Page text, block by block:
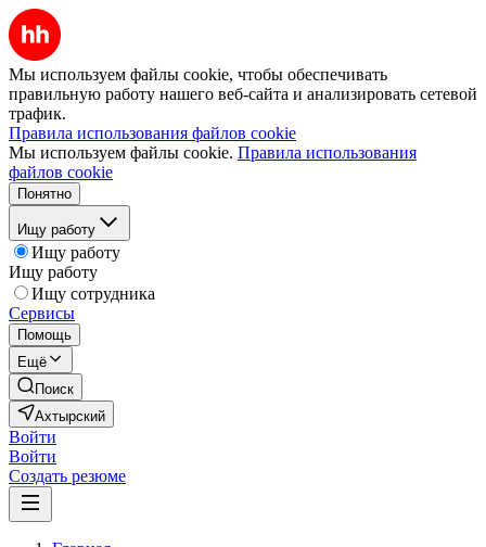
Мы используем файлы cookie, чтобы обеспечивать
правильную работу нашего веб-сайта и анализировать сетевой
трафик.
Правила использования файлов cookie
Мы используем файлы cookie. Правила использования
файлов cookie
Понятно
Ищу работу
Ищу работу
Ищу работу
Ищу сотрудника
Сервисы
Помощь
Ещё
Поиск
Ахтырский
Войти
Войти
Создать резюме